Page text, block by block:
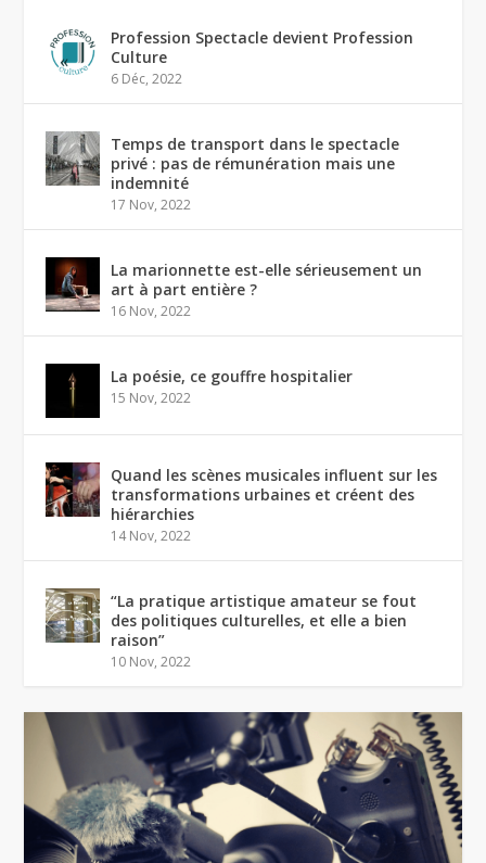
Profession Spectacle devient Profession
Culture
6 Déc, 2022
Temps de transport dans le spectacle
privé : pas de rémunération mais une
indemnité
17 Nov, 2022
La marionnette est-elle sérieusement un
art à part entière ?
16 Nov, 2022
La poésie, ce gouffre hospitalier
15 Nov, 2022
Quand les scènes musicales influent sur les
transformations urbaines et créent des
hiérarchies
14 Nov, 2022
“La pratique artistique amateur se fout
des politiques culturelles, et elle a bien
raison”
10 Nov, 2022